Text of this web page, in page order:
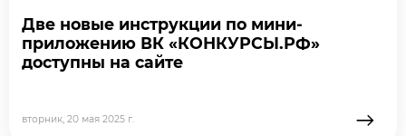
Две новые инструкции по мини-
приложению ВК «КОНКУРСЫ.РФ»
доступны на сайте
вторник, 20 мая 2025 г. →